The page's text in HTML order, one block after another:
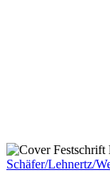
Schäfer/Lehnertz/